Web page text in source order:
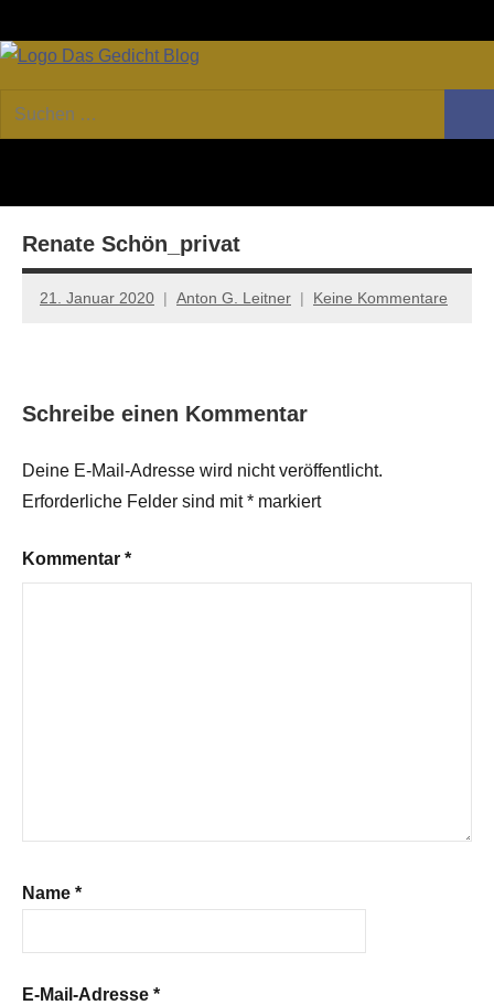
Inhalt
GEDICHT
Forum
von
Lyrik,
Essay
Suchen
nach:
Renate Schön_privat
21. Januar 2020 Anton G. Leitner Keine Kommentare
Schreibe einen Kommentar
Deine E-Mail-Adresse wird nicht veröffentlicht.
Erforderliche Felder sind mit* markiert
Kommentar *
Name *
E-Mail-Adresse *